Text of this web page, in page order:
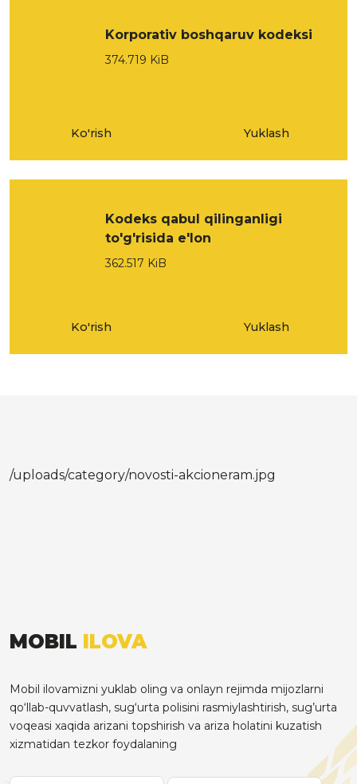
Korporativ boshqaruv kodeksi
374.719 KiB
Ko'rish Yuklash
Kodeks qabul qilinganligi
to'g'risida e'lon
362.517 KiB
Ko'rish Yuklash
/uploads/category/novosti-akcioneram.jpg
MOBIL ILOVA
Mobil ilovamizni yuklab oling va onlayn rejimda mijozlarni
qo‘llab-quvvatlash, sug‘urta polisini rasmiylashtirish, sug’urta
voqeasi xaqida arizani topshirish va ariza holatini kuzatish
xizmatidan tezkor foydalaning